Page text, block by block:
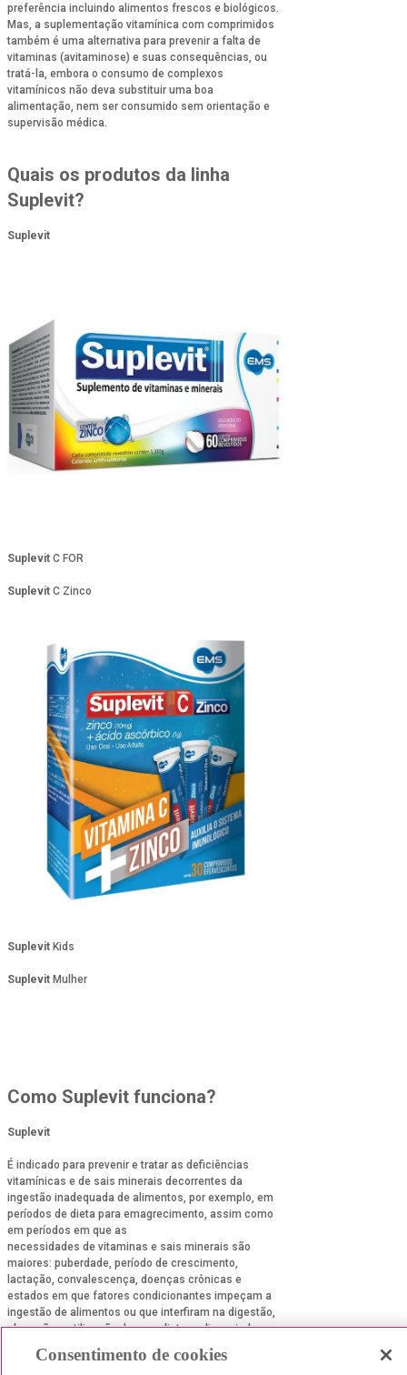
preferência incluindo alimentos frescos e biológicos.
Mas, a suplementação vitamínica com comprimidos
também é uma alternativa para prevenir a falta de
vitaminas (avitaminose) e suas consequências, ou
tratá-la, embora o consumo de complexos
vitamínicos não deva substituir uma boa
alimentação, nem ser consumido sem orientação e
supervisão médica.
Quais os produtos da linha
Suplevit?
Suplevit
Suplevit C FOR
Suplevit C Zinco
Suplevit Kids
Suplevit Mulher
Como Suplevit funciona?
Suplevit
É indicado para prevenir e tratar as deficiências
vitamínicas e de sais minerais decorrentes da
ingestão inadequada de alimentos, por exemplo, em
períodos de dieta para emagrecimento, assim como
em períodos em que as
necessidades de vitaminas e sais minerais são
maiores: puberdade, período de crescimento,
lactação, convalescença, doenças crônicas e
estados em que fatores condicionantes impeçam a
ingestão de alimentos ou que interfiram na digestão,
absorção e utilização de uma dieta sadia variada.
Consentimento de cookies